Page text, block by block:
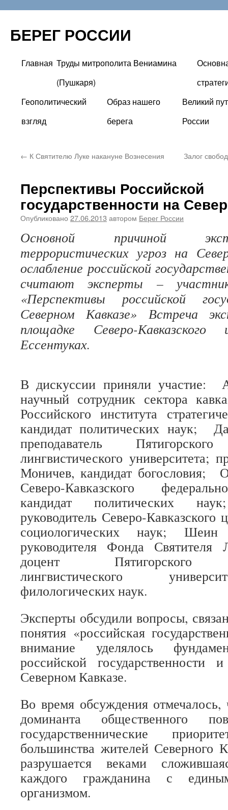
БЕРЕГ РОССИИ
Перейти
содержимому
Главная Труды митрополита Вениамина
(Пушкаря)
Геополитический
взгляд
Образ нашего
берега
Великий
России
← К Святителю Луке накануне Вознесения Залог
Перспективы Российской
государственности на
Опубликовано 27.06.2013 автором Берег России
Основной причиной
террористических угроз на
ослабление российской
считают эксперты –
«Перспективы российской
Северном Кавказе» Встреча
площадке Северо-
Ессентуках.
В дискуссии приняли участие:
научный сотрудник сектора
Российского института
кандидат политических наук;
преподаватель Пятигорского
лингвистического университета;
Моничев, кандидат богословия;
Северо-Кавказского
кандидат политических
руководитель Северо-
социологических наук; Шеин
руководителя Фонда
доцент Пятигорского
лингвистического
филологических наук.
Эксперты обсудили вопросы,
понятия «российская
внимание уделялось
российской
Северном Кавказе.
Во время обсуждения отмечалось,
доминанта общественного
государственнические
большинства жителей Северного
разрушается веками
каждого гражданина с
организмом.